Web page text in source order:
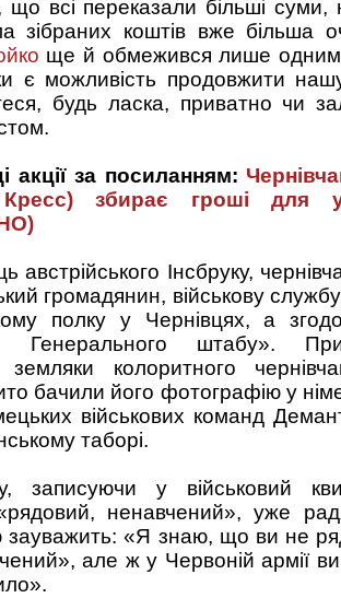
всі переказали більші суми,
зібраних коштів вже більша
ще й обмежився лише одним
є можливість продовжити
будь ласка, приватно чи
акції за посиланням:
збирає гроші для
австрійського Інсбруку,
громадянин, військову
полку у Чернівцях, а
Генерального штабу».
земляки колоритного
бачили його фотографію у
військових команд
таборі.
записуючи у військовий
ненавчений», уже
зауважить: «Я знаю, що ви не
але ж у Червоній армії